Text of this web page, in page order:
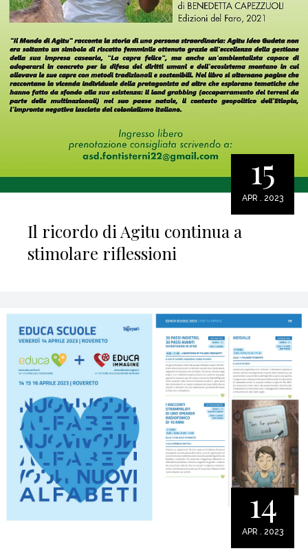
15
APR . 2023
Il ricordo di Agitu continua a
stimolare riflessioni
14
APR . 2023